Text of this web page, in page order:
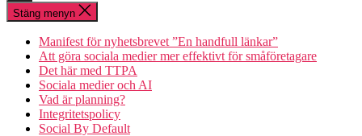
Stäng menyn
Manifest för nyhetsbrevet ”En handfull länkar”
Att göra sociala medier mer effektivt för småföretagare
Det här med TTPA
Sociala medier och AI
Vad är planning?
Integritetspolicy
Social By Default